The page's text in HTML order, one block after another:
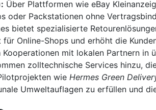
Über Plattformen wie eBay
oder Packstationen ohne
bietet spezialisierte
Online-Shops und erhöht die
Kooperationen mit lokalen Partnern in
zolltechnische Services hinzu,
wie Hermes Green
Umweltauflagen zu erfüllen und